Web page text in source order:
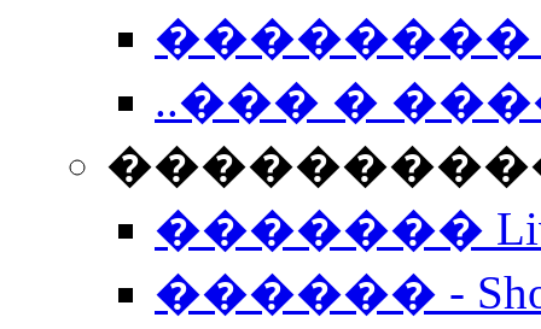
��������
..��� �
����������
�������
������ -